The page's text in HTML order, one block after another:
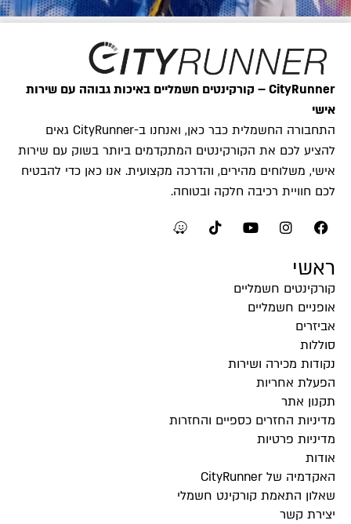
CityRunner – קורקינטים חשמליים באיכות גבוהה עם שירות
אישי
התחבורה החשמלית כבר כאן, ואנחנו ב-CityRunner גאים
להציע לכם את הקורקינטים המתקדמים ביותר בשוק עם שירות
אישי, משלוחים מהירים, והדרכה מקצועית. אנו כאן כדי להבטיח
לכם חוויית רכיבה חלקה ובטוחה.
ראשי
קורקינטים חשמליים
אופניים חשמליים
אביזרים
סוללות
נקודות מכירה ושירות
הפעלת אחריות
תקנון אתר
מדיניות החזרים כספיים והחזרות
מדיניות פרטיות
אודות
האקדמיה של CityRunner
שאלון התאמת קורקינט חשמלי
יצירת קשר